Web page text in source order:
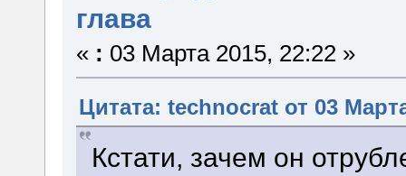
глава
« : 03 Марта 2015, 22:22 »
Цитата: technocrat от 03
Кстати, зачем он